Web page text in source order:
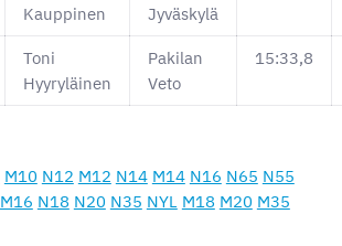
Kauppinen
Jyväskylä
Toni
Hyyryläinen
Pakilan
Veto
15:33,8
M10 N12 M12 N14 M14 N16 N65 N55
M16 N18 N20 N35 NYL M18 M20 M35